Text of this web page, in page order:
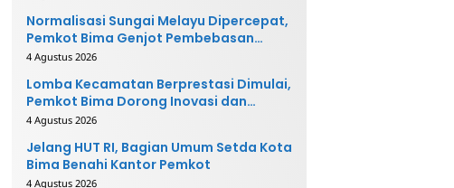
Normalisasi Sungai Melayu Dipercepat,
Pemkot Bima Genjot Pembebasan
Lahan
4 Agustus 2026
Lomba Kecamatan Berprestasi Dimulai,
Pemkot Bima Dorong Inovasi dan
Pelayanan Cepat
4 Agustus 2026
Jelang HUT RI, Bagian Umum Setda Kota
Bima Benahi Kantor Pemkot
4 Agustus 2026